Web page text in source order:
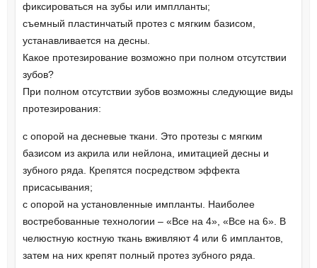
фиксироваться на зубы или имплланты;
съемный пластинчатый протез с мягким базисом,
устанавливается на десны.
Какое протезирование возможно при полном отсутствии
зубов?
При полном отсутствии зубов возможны следующие виды
протезирования:
с опорой на десневые ткани. Это протезы с мягким
базисом из акрила или нейлона, имитацией десны и
зубного ряда. Крепятся посредством эффекта
присасывания;
с опорой на установленные импланты. Наиболее
востребованные технологии – «Все на 4», «Все на 6». В
челюстную костную ткань вживляют 4 или 6 имплантов,
затем на них крепят полный протез зубного ряда.